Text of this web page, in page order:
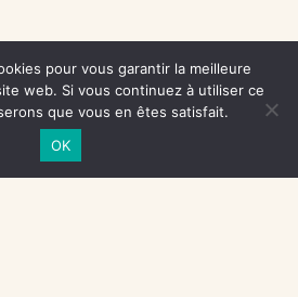
pour vous garantir la meilleure
web. Si vous continuez à utiliser ce
que vous en êtes satisfait.
OK